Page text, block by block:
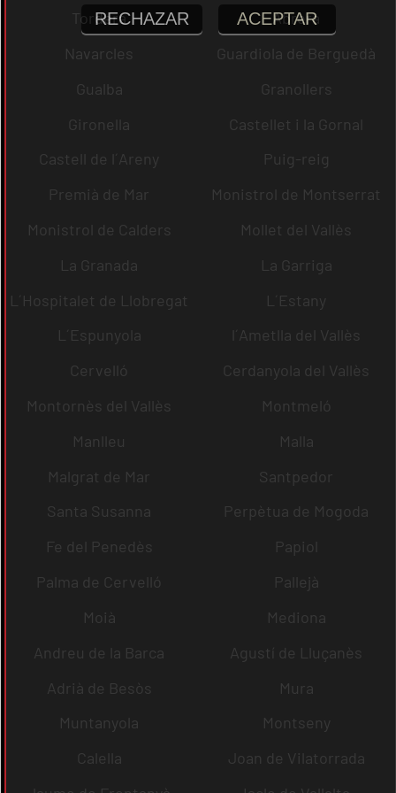
Tordera
Abrera
Navarcles
Guardiola de Berguedà
Gualba
Granollers
Gironella
Castellet i la Gornal
Castell de l´Areny
Puig-reig
Premià de Mar
Monistrol de Montserrat
Monistrol de Calders
Mollet del Vallès
La Granada
La Garriga
L´Hospitalet de Llobregat
L´Estany
L´Espunyola
l´Ametlla del Vallès
Cervelló
Cerdanyola del Vallès
Montornès del Vallès
Montmeló
Manlleu
Malla
Malgrat de Mar
Santpedor
Santa Susanna
Perpètua de Mogoda
Fe del Penedès
Papiol
Palma de Cervelló
Pallejà
Moià
Mediona
Andreu de la Barca
Agustí de Lluçanès
Adrià de Besòs
Mura
Muntanyola
Montseny
Calella
Joan de Vilatorrada
RECHAZAR ACEPTAR